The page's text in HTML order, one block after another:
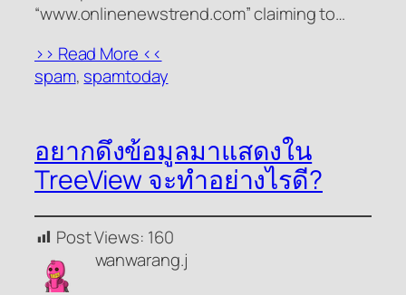
“www.onlinenewstrend.com” claiming to…
>> Read More <<
spam, spamtoday
อยากดึงข้อมูลมาแสดงใน
TreeView จะทำอย่างไรดี?
Post Views: 160
wanwarang.j